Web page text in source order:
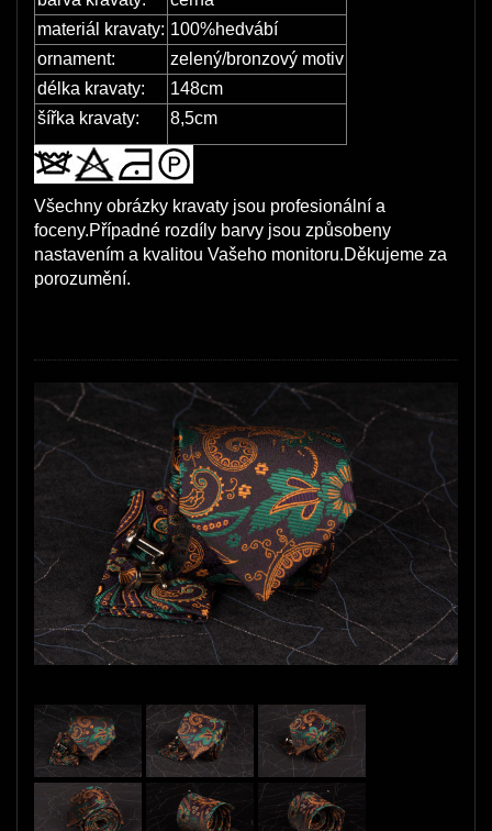
materiál kravaty: 100%hedvábí
ornament:
zelený/bronzový motiv
délka kravaty:
148cm
šířka kravaty:
8,5cm
Všechny obrázky kravaty jsou profesionální a
foceny.Případné rozdíly barvy jsou způsobeny
nastavením a kvalitou Vašeho monitoru.Děkujeme za
porozumění.